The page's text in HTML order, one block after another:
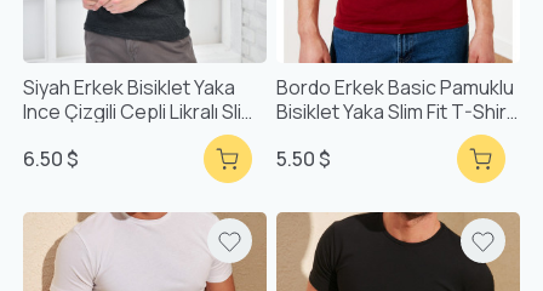
Siyah Erkek Bisiklet Yaka
Ince Çizgili Cepli Likralı Slim
6.50 $
Bordo Erkek Basic Pamuklu
Bisiklet Yaka Slim Fit T-Shirt
5.50 $